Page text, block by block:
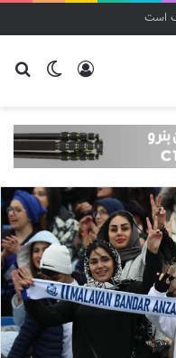
است
تغییر
ورود